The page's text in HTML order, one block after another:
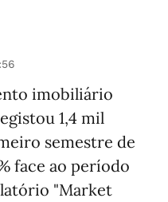
imobiliário
1,4 mil
semestre de
face ao período
"Market